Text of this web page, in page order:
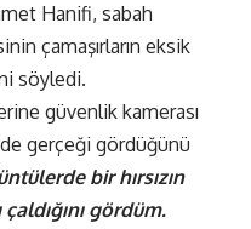
Hanifi, sabah
çamaşırların eksik
söyledi.
güvenlik kamerası
gerçeği gördüğünü
bir hırsızın
gördüm.